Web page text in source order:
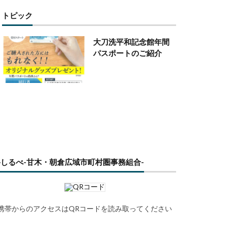
トピック
大刀洗平和記念館年間
パスポートのご紹介
るべ-甘木・朝倉広域市町村圏事務組合-
帯からのアクセスはQRコードを読み取ってください